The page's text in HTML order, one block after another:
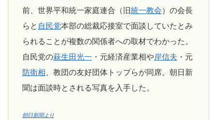
前、世界平和統一家庭連合（旧統一教会）の会長
らと 自民党本部の総裁応接室で面談していたとみ
られることが複数の関係者への取材でわかった。
自民党の萩生田光一 ・元経済産業相や岸信夫 ・元
防衛相 、教団の友好団体トップらが同席。朝日新
聞は面談時とされる写真を入手した。
朝日新聞より